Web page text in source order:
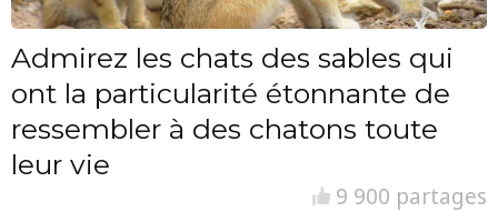
Admirez les chats des sables qui
ont la particularité étonnante de
ressembler à des chatons toute
leur vie
9 900 partages